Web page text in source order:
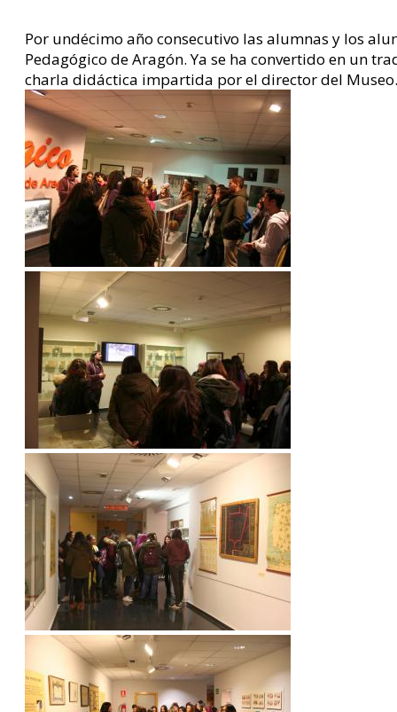
Por undécimo año consecutivo las alumnas y los
Pedagógico de Aragón. Ya se ha convertido en un
charla didáctica impartida por el director del Museo.